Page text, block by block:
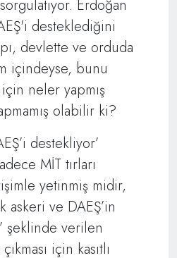
Erdoğan
desteklediğini
devlette ve orduda
içindeyse, bunu
neler yapmış
olabilir ki?
destekliyor’
MİT tırları
yetinmiş midir,
askeri ve DAEŞ’in
şeklinde verilen
için kasıtlı